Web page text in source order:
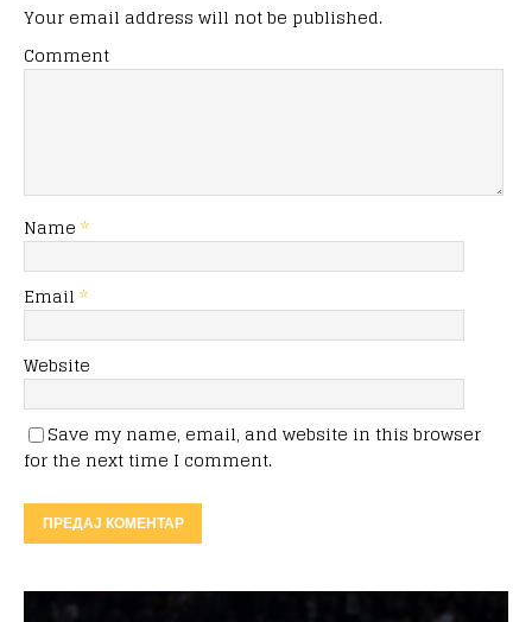
Your email address will not be published.
Comment
Name *
Email *
Website
Save my name, email, and website in this browser
for the next time I comment.